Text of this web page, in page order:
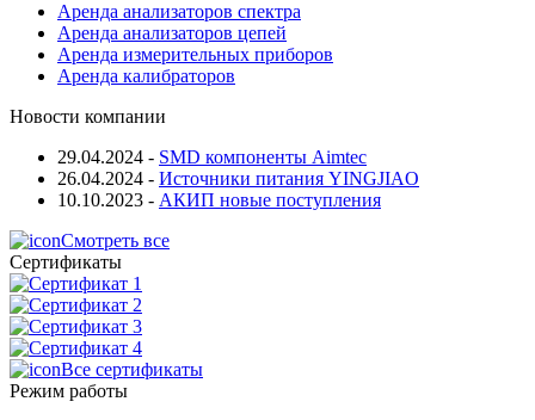
Аренда анализаторов спектра
Аренда анализаторов цепей
Аренда измерительных приборов
Аренда калибраторов
Новости компании
29.04.2024 - SMD компоненты Aimtec
26.04.2024 - Источники питания YINGJIAO
10.10.2023 - АКИП новые поступления
Смотреть все
Сертификаты
Все сертификаты
Режим работы